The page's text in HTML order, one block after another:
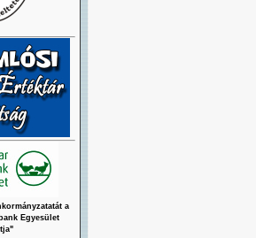
a
Egyesület